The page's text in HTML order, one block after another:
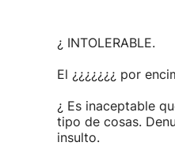
¿ INTOLERABLE.
El ¿¿¿¿¿¿¿ por
¿ Es inaceptable
tipo de cosas.
insulto.